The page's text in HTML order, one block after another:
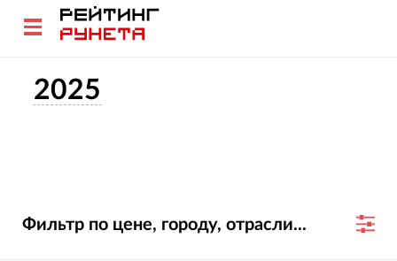
2025
Фильтр по цене, городу, отрасли...